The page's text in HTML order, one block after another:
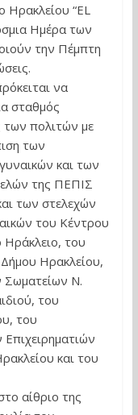
Ηρακλείου “EL
Ημέρα των
την Πέμπτη
να
σταθμός
των πολιτών με
των
και των
της ΠΕΠΙΣ
των στελεχών
του Κέντρου
του
Ηρακλείου,
Σωματείων Ν.
του
του
και του
αίθριο της